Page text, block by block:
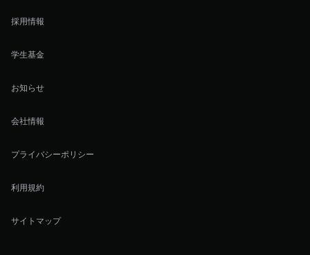
採用情報
学生基金
お知らせ
会社情報
プライバシーポリシー
利用規約
サイトマップ